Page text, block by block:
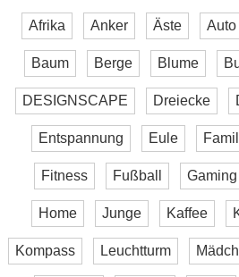
Afrika Anker Äste Auto
Baum Berge Blume
DESIGNSCAPE Dreiecke
Entspannung Eule
Fitness Fußball Gaming
Home Junge Kaffee
Kompass Leuchtturm